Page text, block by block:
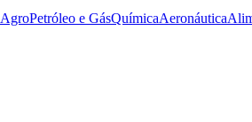
AgroPetróleo e GásQuímicaAeronáutica